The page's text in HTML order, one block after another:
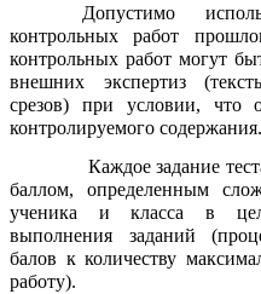
Допустимо
контрольных работ
контрольных работ могут
внешних экспертиз
срезов) при условии, что
контролируемого содержания.
Каждое задание
баллом, определенным
ученика и класса в
выполнения заданий
балов к количеству
работу).